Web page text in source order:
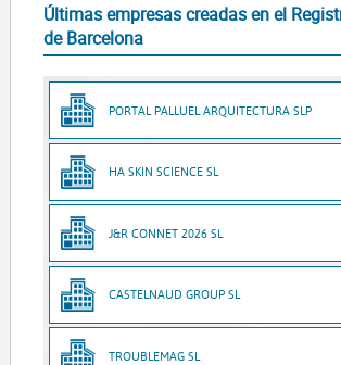
Últimas empresas creadas en el
de Barcelona
PORTAL PALLUEL ARQUITECTURA SLP
HA SKIN SCIENCE SL
J&R CONNET 2026 SL
CASTELNAUD GROUP SL
TROUBLEMAG SL